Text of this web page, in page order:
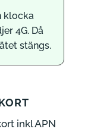
klocka
4G. Då
stängs.
inkl APN